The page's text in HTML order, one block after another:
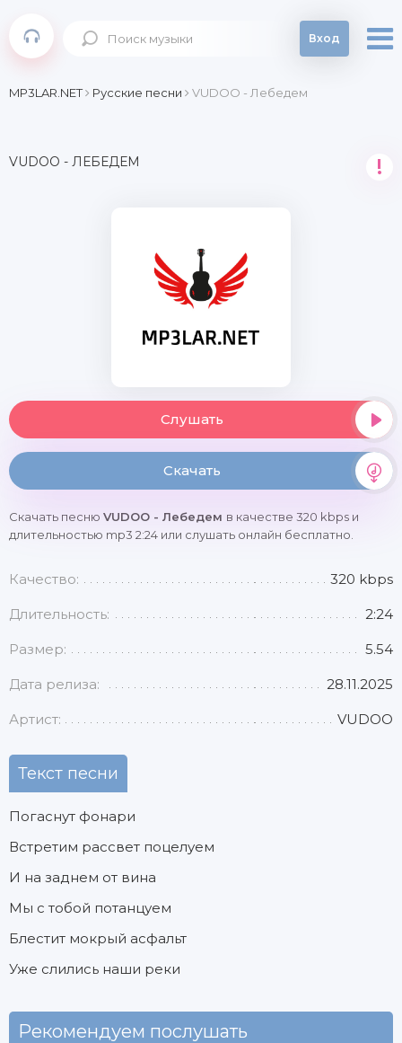
Вход
MP3LAR.NET Русские песни VUDOO - Лебедем
VUDOO - ЛЕБЕДЕМ !
Слушать
Скачать
Скачать песню VUDOO - Лебедем в качестве 320 kbps и
длительностью mp3 2:24 или слушать онлайн бесплатно.
Качество: 320 kbps
Длительность: 2:24
Размер: 5.54
Дата релиза: 28.11.2025
Артист: VUDOO
Текст песни
Погаснут фонари
Встретим рассвет поцелуем
И на заднем от вина
Мы с тобой потанцуем
Блестит мокрый асфальт
Уже слились наши реки
Рекомендуем послушать